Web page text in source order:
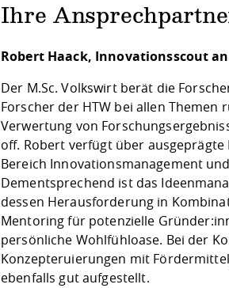
Ihre
Robert Haack, Innovationsscout an
Der M.Sc. Volkswirt berät die
Forscher der HTW bei allen Themen
Verwertung von
off. Robert verfügt über ausgeprägte
Bereich Innovationsmanagement
Dementsprechend ist das
dessen Herausforderung in
Mentoring für potenzielle
persönliche Wohlfühloase. Bei der
Konzepteruierungen mit
ebenfalls gut aufgestellt.